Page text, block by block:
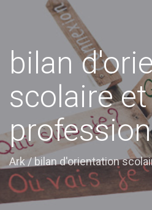
bilan
scolaire et
Ark/bilan d'orientation